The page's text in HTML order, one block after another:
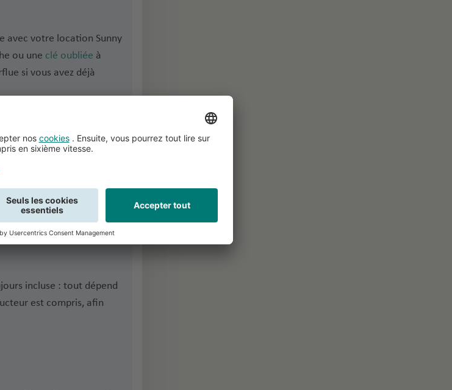
avec votre location Sunny
ou une clé oubliée à
si vous avez déjà
. Elle est
ne la couvre pas déjà.
incluse : tout dépend
est compris, afin